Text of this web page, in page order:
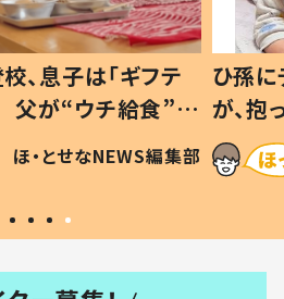
、息子は「ギフテ
父が“ウチ給食”を
由とは #令和の親
ほ・とせなNEWS編集部
ひ孫
が、
「涙が
い」